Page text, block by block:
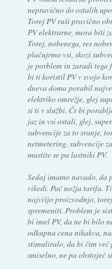
nepravično do ostalih
Torej PV ruši pravično
PV elektrarne, mora biti
Torej, nobenega, res
plačujrmo vsi, skozi
je porblem in zaradi tega
bi ti koristil PV v svojo
dneva doma porabil
elektriko omrežje, glej
si ti v službi. Čr bi
jaz in vsi ostali, glej,
subvencije za to sranje,
netmetering, subvencije
mastite se pa lastniki PV.
Sedaj imamo navado, da
vikedi. Pač nožja tarifa.
najvišjo proizvodnjo,
spremeniti. Problem je
bi imel PV, da ne bi bilo
odkupna cena nikakva,
stimuliralo, da bi čim
smiselno, ne pa obstoječ